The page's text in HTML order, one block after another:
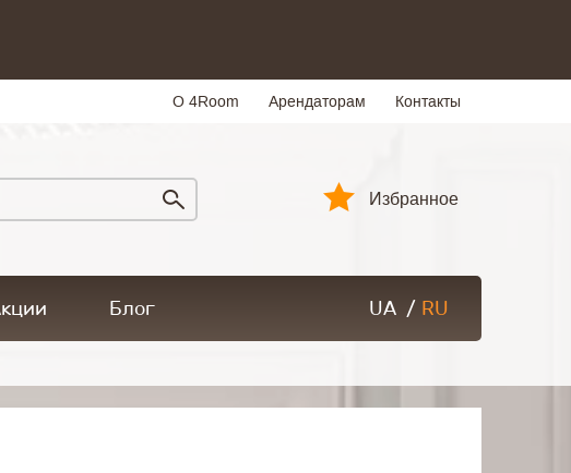
О 4Room Арендаторам Контакты
Избранное
Блог UA / RU